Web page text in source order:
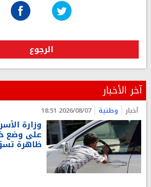
الرجوع
آخر الأخبار
أخبار وطنية 2026/08/07 18:51
وزارة
على وضع
ظاهرة